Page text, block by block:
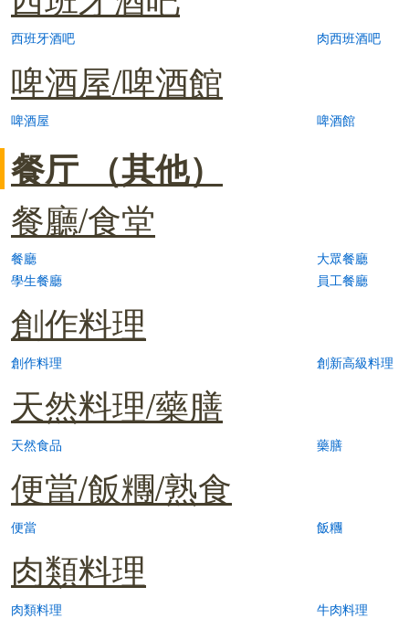
西班牙酒吧 肉西班酒吧
啤酒屋/啤酒館
啤酒屋 啤酒館
餐厅 （其他）
餐廳/食堂
餐廳
大眾餐廳
學生餐廳
員工餐廳
創作料理
創作料理 創新高級料理
天然料理/藥膳
天然食品 藥膳
便當/飯糰/熟食
便當 飯糰
肉類料理
肉類料理
牛肉料理